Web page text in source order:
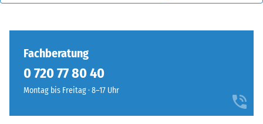
Fachberatung
0 720 77 80 40
Montag bis Freitag · 8–17 Uhr